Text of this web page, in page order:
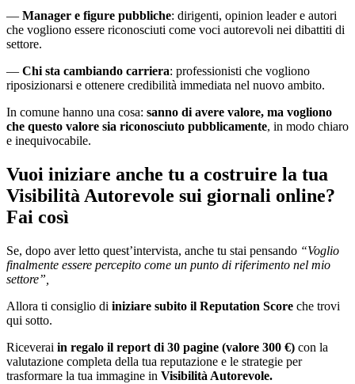
— Manager e figure pubbliche: dirigenti, opinion leader e autori
che vogliono essere riconosciuti come voci autorevoli nei dibattiti di
settore.
— Chi sta cambiando carriera: professionisti che vogliono
riposizionarsi e ottenere credibilità immediata nel nuovo ambito.
In comune hanno una cosa: sanno di avere valore, ma vogliono
che questo valore sia riconosciuto pubblicamente, in modo chiaro
e inequivocabile.
Vuoi iniziare anche tu a costruire la tua
Visibilità Autorevole sui giornali online?
Fai così
Se, dopo aver letto quest’intervista, anche tu stai pensando “Voglio
finalmente essere percepito come un punto di riferimento nel mio
settore”,
Allora ti consiglio di iniziare subito il Reputation Score che trovi
qui sotto.
Riceverai in regalo il report di 30 pagine (valore 300 €) con la
valutazione completa della tua reputazione e le strategie per
trasformare la tua immagine in Visibilità Autorevole.